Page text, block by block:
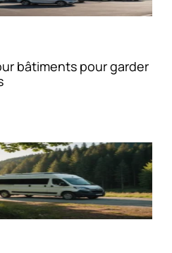
bâtiments pour garder